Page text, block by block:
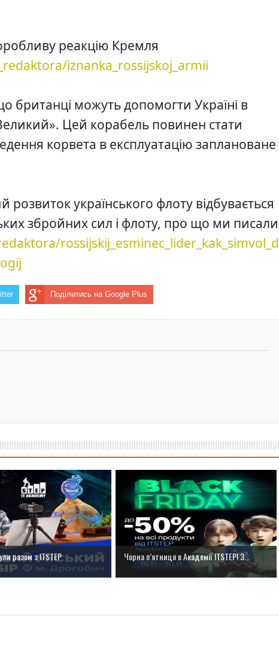
реакцію Кремля
iznanka_rossijskoj_armii
британці можуть допомогти Україні в
Цей корабель повинен стати
корвета в експлуатацію заплановане
українського флоту відбувається
збройних сил і флоту, про що ми писали
rossijskij_esminec_lider_kak_simvol_d
Поділитись на Google Plus
разом з ІТSTEP Чорна п’ятниця в Академії ITSTEP! З...